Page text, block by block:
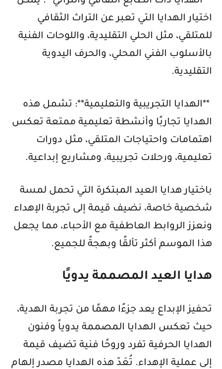
اختيار الهدايا التي تعبر عن التراث الثقافي
للمتلقي، مثل الحلي التقليدية، واللوحات الفنية
بالأسلوب الفني المحلي، والحرف اليدوية
التقليدية.
**الهدايا التجريبية والتعليمية**: تشمل هذه
الهدايا تجاربًا وأنشطة تعليمية ممتعة تعكس
اهتمامات واحتياجات المتلقي، مثل دورات
تعليمية، ورحلات تجريبية، ومشاريع إبداعية.
باختيار هدايا العيد المبتكرة التي تحمل لمسة
شخصية خاصة، نضيف قيمة إلى تجربة الإهداء
ونعزز الروابط العاطفية مع الأحباء، مما يجعل
هذا الموسم أكثر تألقًا وبهجةً للجميع.
هدايا العيد المصممة يدويًا
تحفيز الإبداع يعد جزءًا مهمًا من تجربة الهدية،
حيث تعكس الهدايا المصممة يدوياً وفنون
الهدايا الحرفية تفرد وروحًا فنية تضيف قيمة
إلى عملية الإهداء. تُعَدّ هذه الهدايا مصدر إلهام